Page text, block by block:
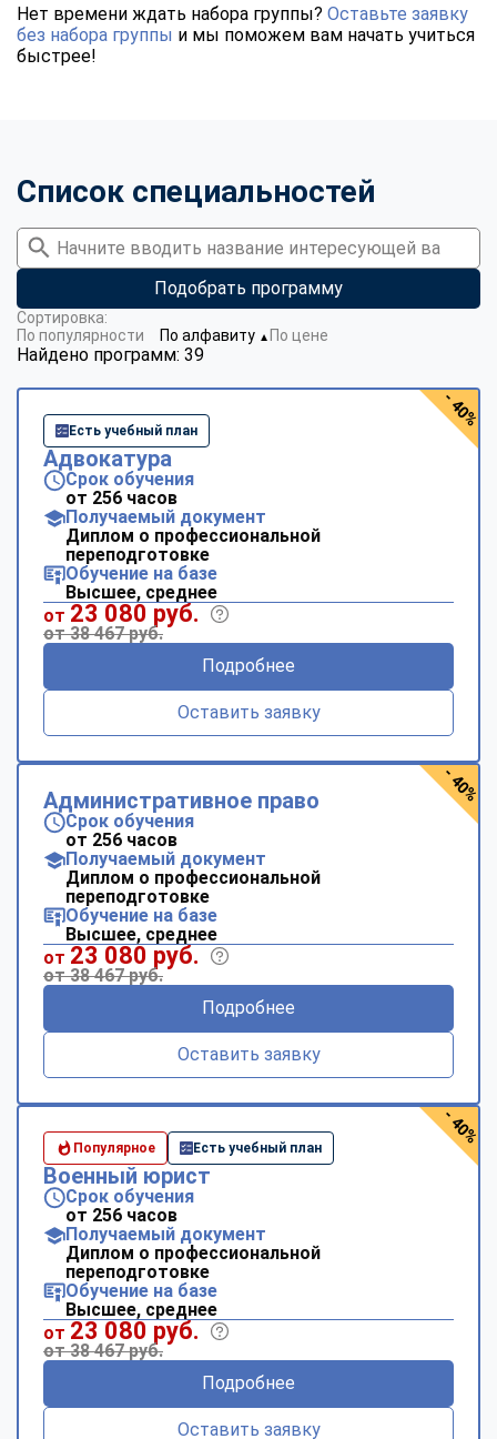
Нет времени ждать набора группы? Оставьте заявку
без набора группы и мы поможем вам начать учиться
быстрее!
Список специальностей
Подобрать программу
Найдено программ: 39
Сортировка:
По популярности
По алфавиту ▼ По цене
Есть учебный план
Адвокатура
Срок обучения
от 256 часов
Получаемый документ
Диплом о профессиональной
переподготовке
Обучение на базе
Высшее, среднее
от 23 080 руб.
от 38 467 руб.
Подробнее
Оставить заявку
- 40%
Административное право
Срок обучения
от 256 часов
Получаемый документ
Диплом о профессиональной
переподготовке
Обучение на базе
Высшее, среднее
от 23 080 руб.
от 38 467 руб.
Подробнее
Оставить заявку
- 40%
Популярное Есть учебный план
Военный юрист
Срок обучения
от 256 часов
Получаемый документ
Диплом о профессиональной
переподготовке
Обучение на базе
Высшее, среднее
от 23 080 руб.
от 38 467 руб.
Подробнее
Оставить заявку
- 40%